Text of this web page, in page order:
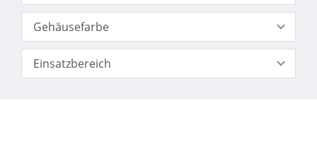
Gehäusefarbe
Einsatzbereich